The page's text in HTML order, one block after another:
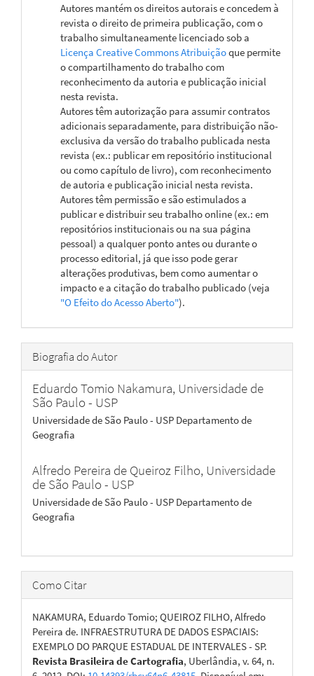
Autores mantém os direitos autorais e concedem à
revista o direito de primeira publicação, com o
trabalho simultaneamente licenciado sob a
Licença Creative Commons Atribuiçãoque permite
o compartilhamento do trabalho com
reconhecimento da autoria e publicação inicial
nesta revista.
Autores têm autorização para assumir contratos
adicionais separadamente, para distribuição não-
exclusiva da versão do trabalho publicada nesta
revista (ex.: publicar em repositório institucional
ou como capítulo de livro), com reconhecimento
de autoria e publicação inicial nesta revista.
Autores têm permissão e são estimulados a
publicar e distribuir seu trabalho online (ex.: em
repositórios institucionais ou na sua página
pessoal) a qualquer ponto antes ou durante o
processo editorial, já que isso pode gerar
alterações produtivas, bem como aumentar o
impacto e a citação do trabalho publicado (veja
"O Efeito do Acesso Aberto").
Biografia do Autor
Eduardo Tomio Nakamura, Universidade de
São Paulo - USP
Universidade de São Paulo - USP Departamento de
Geografia
Alfredo Pereira de Queiroz Filho, Universidade
de São Paulo - USP
Universidade de São Paulo - USP Departamento de
Geografia
Como Citar
NAKAMURA, Eduardo Tomio; QUEIROZ FILHO, Alfredo
Pereira de. INFRAESTRUTURA DE DADOS ESPACIAIS:
EXEMPLO DO PARQUE ESTADUAL DE INTERVALES - SP.
Revista Brasileira de Cartografia, Uberlândia, v. 64, n.